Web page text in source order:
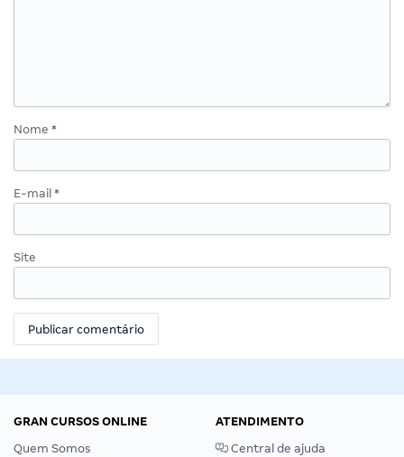
Nome *
E-mail *
Site
GRAN CURSOS ONLINE
Quem Somos
ATENDIMENTO
Central de ajuda